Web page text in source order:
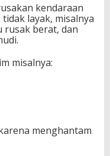
kendaraan
layak, misalnya
rusak berat, dan
misalnya:
menghantam